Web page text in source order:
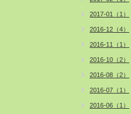
2017-01（1）
2016-12（4）
2016-11（1）
2016-10（2）
2016-08（2）
2016-07（1）
2016-06（1）